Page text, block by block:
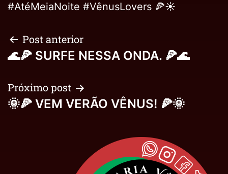
#AtéMeiaNoite #VênusLovers 🍕☀️
Post anterior
🌊🍕 SURFE NESSA ONDA. 🍕🌊
Próximo post
🌞🍕 VEM VERÃO VÊNUS! 🍕🌞